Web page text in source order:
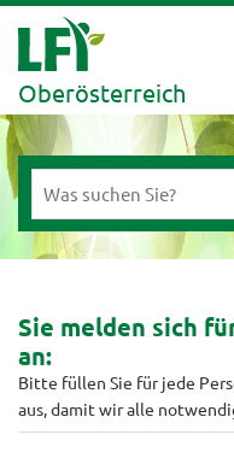
Oberösterreich
Sie melden sich
an:
Bitte füllen Sie für jede
aus, damit wir alle